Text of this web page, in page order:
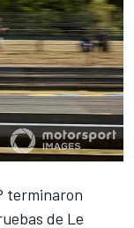
terminaron
de Le